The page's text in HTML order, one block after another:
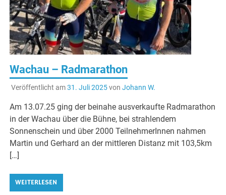
Wachau – Radmarathon
Veröffentlicht am31. Juli 2025von Johann W.
Am 13.07.25 ging der beinahe ausverkaufte Radmarathon
in der Wachau über die Bühne, bei strahlendem
Sonnenschein und über 2000 TeilnehmerInnen nahmen
Martin und Gerhard an der mittleren Distanz mit 103,5km
[…]
WEITERLESEN